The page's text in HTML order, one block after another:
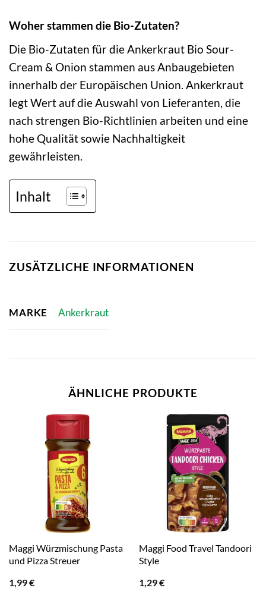
Woher stammen die Bio-Zutaten?
Die Bio-Zutaten für die Ankerkraut Bio Sour-
Cream & Onion stammen aus Anbaugebieten
innerhalb der Europäischen Union. Ankerkraut
legt Wert auf die Auswahl von Lieferanten, die
nach strengen Bio-Richtlinien arbeiten und eine
hohe Qualität sowie Nachhaltigkeit
gewährleisten.
Inhalt
ZUSÄTZLICHE INFORMATIONEN
MARKE Ankerkraut
ÄHNLICHE PRODUKTE
Maggi Würzmischung Pasta
und Pizza Streuer
1,99€
Maggi Food Travel Tandoori
Style
1,29€